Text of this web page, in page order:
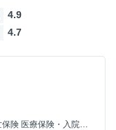
4.9
4.7
生命保険・死亡保険 医療保険・入院保険 がん保険